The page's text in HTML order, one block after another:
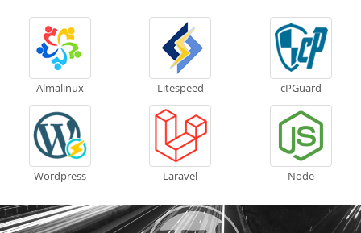
Almalinux Litespeed cPGuard
Wordpress Laravel Node